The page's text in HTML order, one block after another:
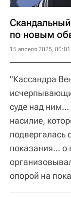
по новым
15 апреля 2025, 00:01
"Кассандра
суде над
насилие,
подвергалась
показания... о
опорой на